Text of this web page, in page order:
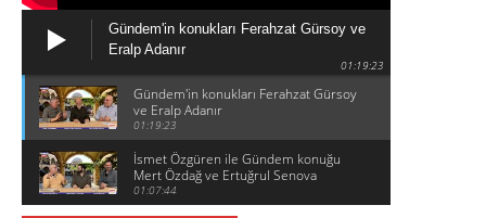
Gündem'in konukları Ferahzat Gürsoy ve
Eralp Adanır
01:19:23
Gündem'in konukları Ferahzat Gürsoy
ve Eralp Adanır
01:19:23
İsmet Özgüren ile Gündem konuğu
Mert Özdağ ve Ertuğrul Senova
01:07:44